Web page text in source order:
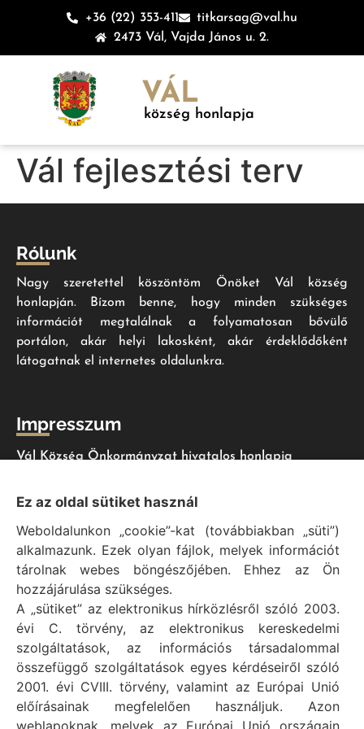
+36 (22) 353-411
titkarsag@val.hu
2473 Vál, Vajda János u. 2.
VÁL
község honlapja
Vál fejlesztési terv
Rólunk
Nagy szeretettel köszöntöm Önöket Vál község
honlapján. Bízom benne, hogy minden szükséges
információt megtalálnak a folyamatosan bővülő
portálon, akár helyi lakosként, akár érdeklődőként
látogatnak el internetes oldalunkra.
Impresszum
Vál Község Önkormányzat hivatalos honlapja
Adószám: 15727079-2-07
Adatvédelmi tájékoztató
Felelős: Bechtold Tamás polgármester
Cím: H-2473 Vál, Vajda János utca 2.
Telefon: +36 (22) 353-411
E-mail: polgarmester@val.hu
Elérhetőségek
+36 (22) 353-411
Ez az oldal sütiket használ
Weboldalunkon „cookie”-kat (továbbiakban „süti”)
alkalmazunk. Ezek olyan fájlok, melyek információt
tárolnak webes böngészőjében. Ehhez az Ön
hozzájárulása szükséges.
A „sütiket” az elektronikus hírközlésről szóló 2003.
évi C. törvény, az elektronikus kereskedelmi
szolgáltatások, az információs társadalommal
összefüggő szolgáltatások egyes kérdéseiről szóló
2001. évi CVIII. törvény, valamint az Európai Unió
előírásainak megfelelően használjuk. Azon
weblapoknak, melyek az Európai Unió országain